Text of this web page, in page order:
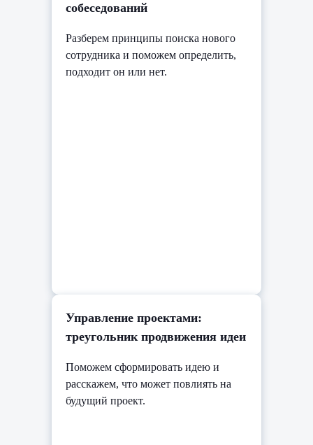
собеседований
Разберем принципы поиска нового
сотрудника и поможем определить,
подходит он или нет.
Управление проектами:
треугольник продвижения идеи
Поможем сформировать идею и
расскажем, что может повлиять на
будущий проект.